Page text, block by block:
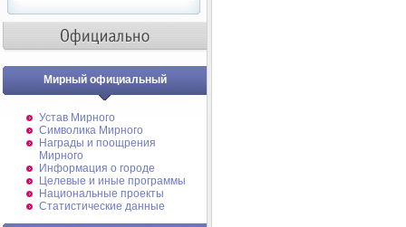
Мирный официальный
Устав Мирного
Символика Мирного
Награды и поощрения
Мирного
Информация о городе
Целевые и иные программы
Национальные проекты
Статистические данные